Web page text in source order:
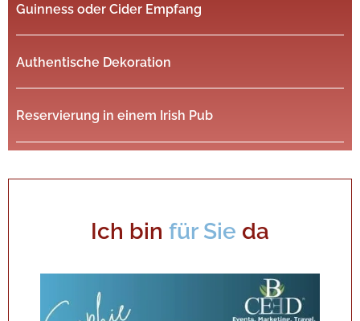
Guinness oder Cider Empfang
Authentische Dekoration
Reservierung in einem Irish Pub
Ich bin für Sie da